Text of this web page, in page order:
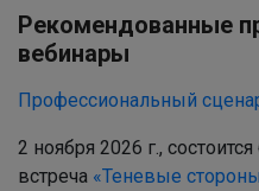
Рекомендованные
вебинары
Профессиональный
2 ноября 2026 г.,
встреча «Теневые